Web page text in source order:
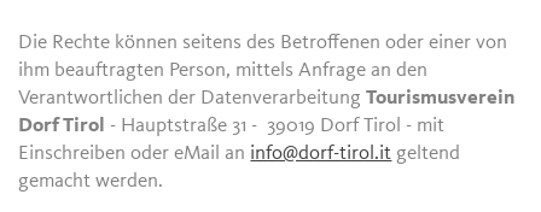
Die Rechte können seitens des Betroffenen oder einer von
ihm beauftragten Person, mittels Anfrage an den
Verantwortlichen der DatenverarbeitungTourismusverein
Dorf Tirol - Hauptstraße 31 - 39019 Dorf Tirol - mit
Einschreiben oder eMail an info@dorf-tirol.it geltend
gemacht werden.